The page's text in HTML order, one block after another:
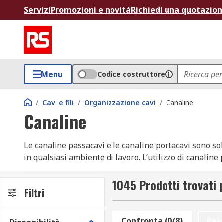
ServiziPromozioni e novitàRichiedi una
Menu Codice costruttore
/ Cavi e fili / Organizzazione cavi / Canaline
Canaline
Le canaline passacavi e le canaline portacavi sono
in qualsiasi ambiente di lavoro. L’utilizzo di
La nostra gamma offre una selezione di canaline
e altri metalli.
Filtri 1045 Prodotti trovati